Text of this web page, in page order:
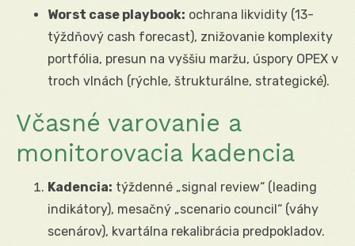
Worst case playbook: ochrana likvidity (13-
týždňový cash forecast), znižovanie komplexity
portfólia, presun na vyššiu maržu, úspory OPEX v
troch vlnách (rýchle, štrukturálne, strategické).
Včasné varovanie a
monitorovacia kadencia
Kadencia: týždenné „signal review“ (leading
indikátory), mesačný „scenario council“ (váhy
scenárov), kvartálna rekalibrácia predpokladov.